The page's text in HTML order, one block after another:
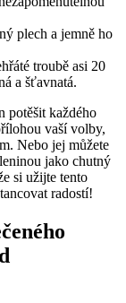
plech a jemně ho
troubě asi 20
a šťavnatá.
potěšit každého
vaší volby,
Nebo jej můžete
jako chutný
si užijte tento
radostí!